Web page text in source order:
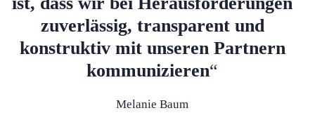
zuverlässig, transparent und
konstruktiv mit unseren Partnern
kommunizieren“
Melanie Baum